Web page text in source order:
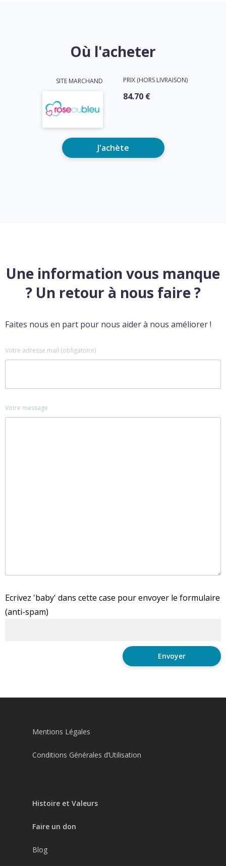
Où l'acheter
SITE MARCHAND PRIX (HORS LIVRAISON)
84.70 €
J'achète
Une information vous manque
? Un retour à nous faire ?
Faites nous en part pour nous aider à nous améliorer !
Votre adresse mail (obligatoire)
Votre message
Ecrivez 'baby' dans cette case pour envoyer le formulaire
(anti-spam)
Mentions Légales
Conditions Générales d’Utilisation
Histoire et Valeurs
Faire un don
Blog